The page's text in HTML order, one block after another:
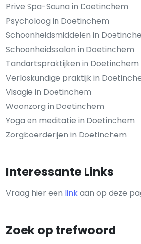
Prive Spa-Sauna in Doetinchem
Psycholoog in Doetinchem
Schoonheidsmiddelen in
Schoonheidssalon in Doetinchem
Tandartspraktijken in Doetinchem
Verloskundige praktijk in
Visagie in Doetinchem
Woonzorg in Doetinchem
Yoga en meditatie in Doetinchem
Zorgboerderijen in Doetinchem
Interessante Links
Vraag hier een linkaan op deze
Zoek op trefwoord